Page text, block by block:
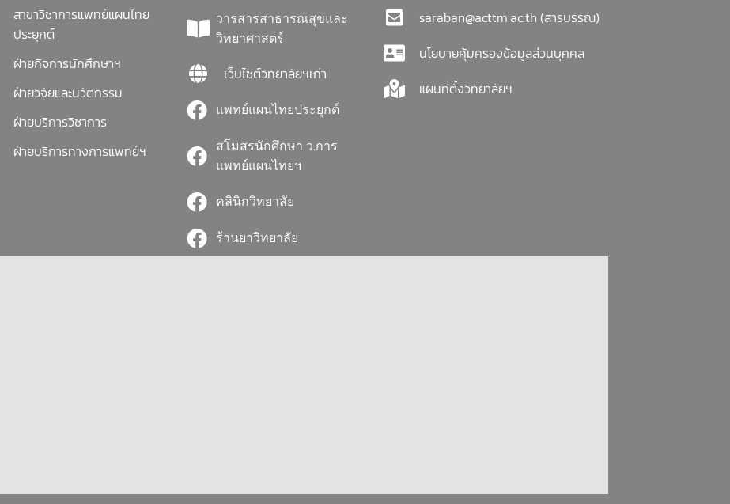
สาขาวิชาการแพทย์แผนไทย
ประยุกต์
ฝ่ายกิจการนักศึกษาฯ
ฝ่ายวิจัยและนวัตกรรม
ฝ่ายบริการวิชาการ
ฝ่ายบริการทางการแพทย์ฯ
วารสารสาธารณสุขและ
วิทยาศาสตร์
เว็บไซต์วิทยาลัยฯเก่า
แพทย์แผนไทยประยุกต์
สโมสรนักศึกษา ว.การ
แพทย์แผนไทยฯ
คลินิกวิทยาลัย
ร้านยาวิทยาลัย
saraban@acttm.ac.th (สารบรรณ)
นโยบายคุ้มครองข้อมูลส่วนบุคคล
แผนที่ตั้งวิทยาลัยฯ